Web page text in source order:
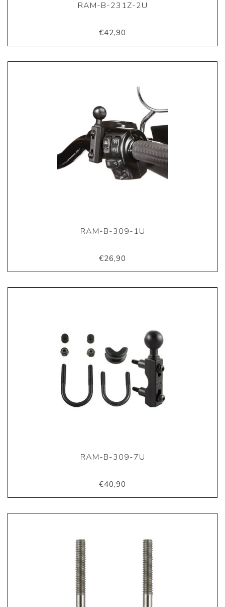
RAM-B-231Z-2U
€42,90
RAM-B-309-1U
€26,90
RAM-B-309-7U
€40,90